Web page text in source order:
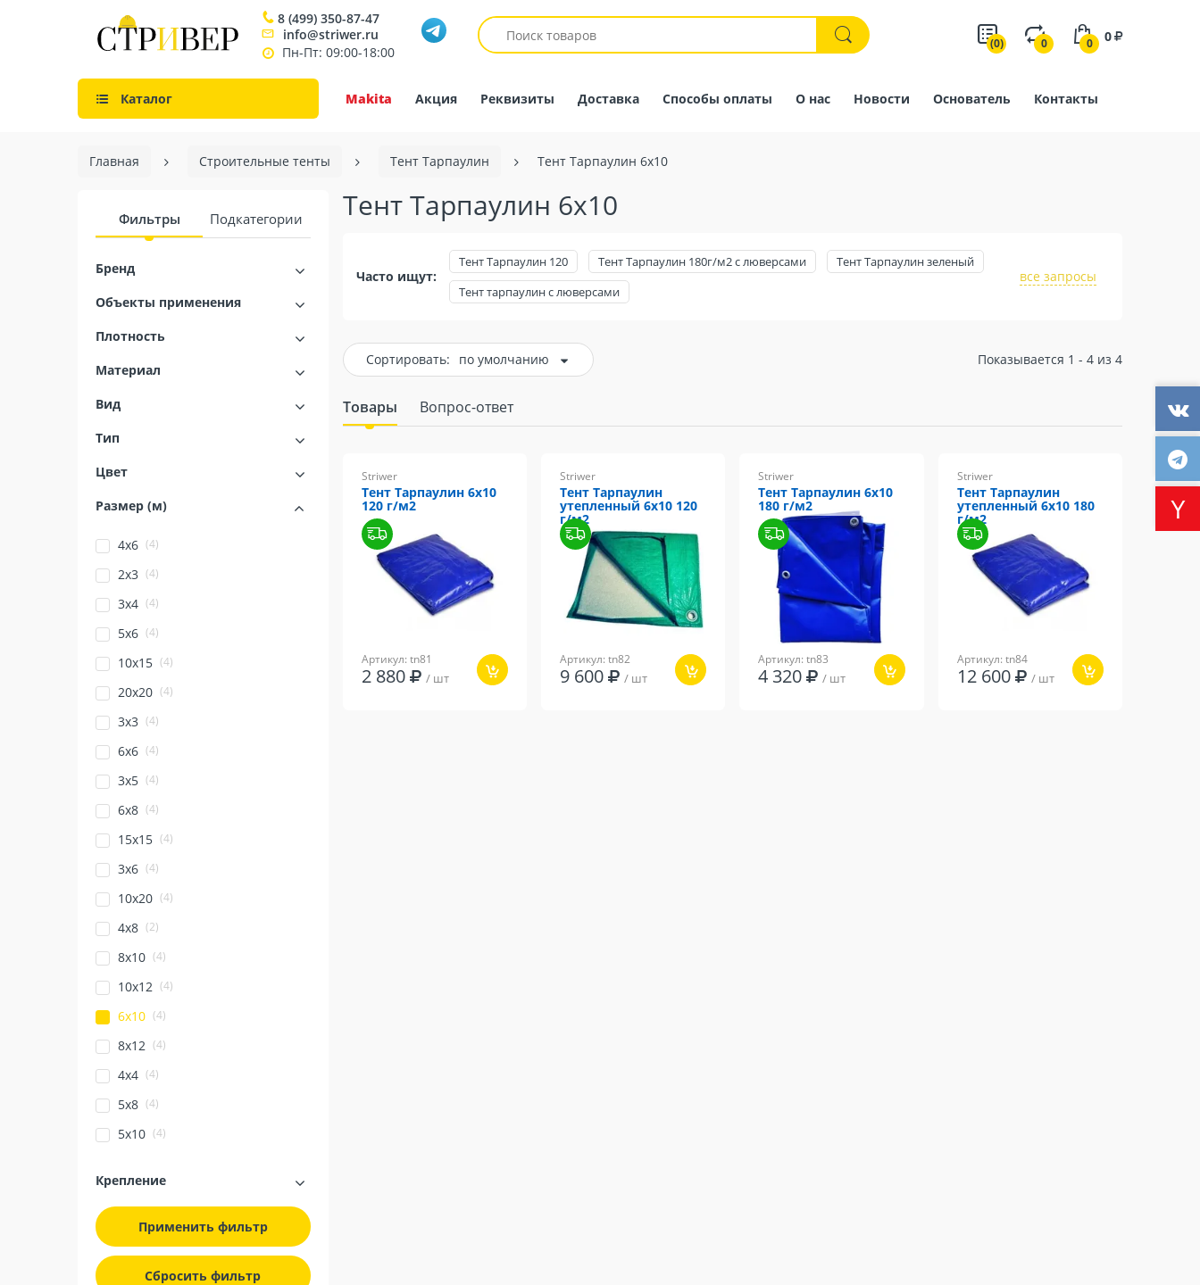
8 (499) 350-87-47
info@striwer.ru
Пн-Пт: 09:00-18:00
(0) 0 0 0
Каталог Makita Акция Реквизиты Доставка Способы оплаты О нас Новости Основатель Контакты
Главная Строительные тенты Тент Тарпаулин Тент Тарпаулин 6х10
Фильтры Подкатегории
Бренд
Объекты применения
Плотность
Материал
Вид
Тип
Цвет
Размер (м)
4х6 (4)
2х3 (4)
3х4 (4)
5х6 (4)
10х15 (4)
20х20 (4)
3х3 (4)
6х6 (4)
3x5 (4)
6x8 (4)
15x15 (4)
3х6 (4)
10х20 (4)
4х8 (2)
8х10 (4)
10х12 (4)
6х10 (4)
8х12 (4)
4х4 (4)
5х8 (4)
5х10 (4)
Крепление
Применить фильтр
Сбросить фильтр
Тент Тарпаулин 6х10
Часто ищут:
Тент Тарпаулин 120 Тент Тарпаулин 180г/м2 с люверсами
Тент Тарпаулин зеленый
Тент тарпаулин с люверсами
все запросы
Сортировать: по умолчанию Показывается 1 - 4 из 4
Товары Вопрос-ответ
Striwer
Тент Тарпаулин 6х10
120 г/м2
Артикул: tn81
2 880 / шт
Striwer
Тент Тарпаулин
утепленный 6х10 120
г/м2
Артикул: tn82
9 600 / шт
Striwer
Тент Тарпаулин 6х10
180 г/м2
Артикул: tn83
4 320 / шт
Striwer
Тент Тарпаулин
утепленный 6х10 180
г/м2
Артикул: tn84
12 600 / шт